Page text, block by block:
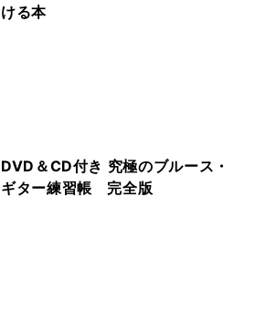
ける本
DVD＆CD付き 究極のブルース・
ギター練習帳 完全版